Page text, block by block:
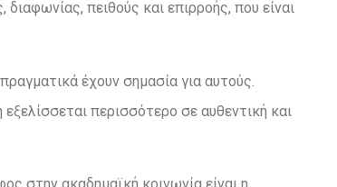
πειθούς και επιρροής, που είναι
έχουν σημασία για αυτούς.
περισσότερο σε αυθεντική και